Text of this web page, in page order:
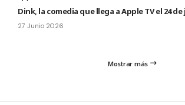
Dink, la comedia que llega a Apple TV el 24
27 Junio 2026
Mostrar más